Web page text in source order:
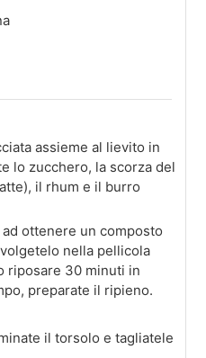
assieme al lievito in
lo zucchero, la scorza del
il rhum e il burro
ottenere un composto
nella pellicola
riposare 30 minuti in
preparate il ripieno.
il torsolo e tagliatele